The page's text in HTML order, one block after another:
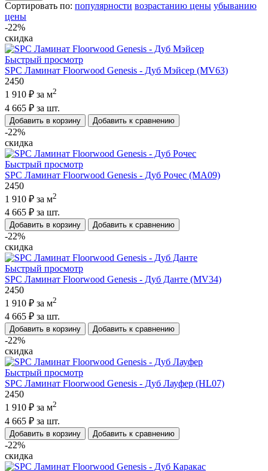
Сортировать по: популярности возрастанию цены убыванию
цены
-22%
скидка
Быстрый просмотр
SPC Ламинат Floorwood Genesis - Дуб Мэйсер (MV63)
2450
1 910 ₽ за м2
4 665 ₽ за шт.
Добавить в корзину Добавить к сравнению
-22%
скидка
Быстрый просмотр
SPC Ламинат Floorwood Genesis - Дуб Рочес (MA09)
2450
1 910 ₽ за м2
4 665 ₽ за шт.
Добавить в корзину Добавить к сравнению
-22%
скидка
Быстрый просмотр
SPC Ламинат Floorwood Genesis - Дуб Данте (MV34)
2450
1 910 ₽ за м2
4 665 ₽ за шт.
Добавить в корзину Добавить к сравнению
-22%
скидка
Быстрый просмотр
SPC Ламинат Floorwood Genesis - Дуб Лауфер (HL07)
2450
1 910 ₽ за м2
4 665 ₽ за шт.
Добавить в корзину Добавить к сравнению
-22%
скидка